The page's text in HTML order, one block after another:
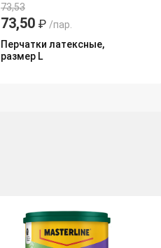
73,53
73,50 ₽ /пар.
Перчатки латексные,
размер L